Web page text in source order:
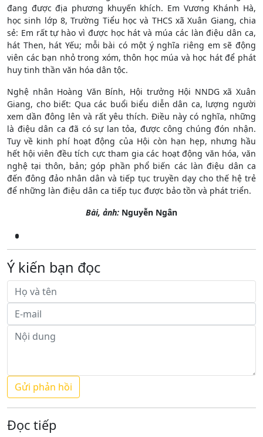
đang được địa phương khuyến khích. Em Vương Khánh Hà,
học sinh lớp 8, Trường Tiểu học và THCS xã Xuân Giang, chia
sẻ: Em rất tự hào vì được học hát và múa các làn điệu dân ca,
hát Then, hát Yếu; mỗi bài có một ý nghĩa riêng em sẽ động
viên các bạn nhỏ trong xóm, thôn học múa và học hát để phát
huy tinh thần văn hóa dân tộc.
Nghệ nhân Hoàng Văn Bính, Hội trưởng Hội NNDG xã Xuân
Giang, cho biết: Qua các buổi biểu diễn dân ca, lượng người
xem dần đông lên và rất yêu thích. Điều này có nghĩa, những
là điệu dân ca đã có sự lan tỏa, được công chúng đón nhận.
Tuy về kinh phí hoạt động của Hội còn hạn hẹp, nhưng hầu
hết hội viên đều tích cực tham gia các hoạt động văn hóa, văn
nghệ tại thôn, bản; góp phần phổ biến các làn điệu dân ca
đến đông đảo nhân dân và tiếp tục truyền dạy cho thế hệ trẻ
để những làn điệu dân ca tiếp tục được bảo tồn và phát triển.
Bài, ảnh: Nguyễn Ngân
Ý kiến bạn đọc
Đọc tiếp